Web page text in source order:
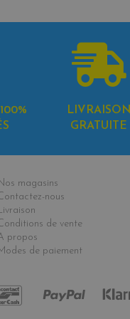
LIVRAISON
GRATUITE
magasins
nous
de vente
propos
de paiement